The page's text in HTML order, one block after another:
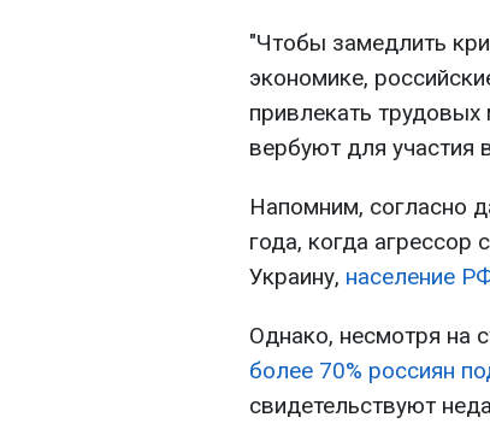
"Чтобы замедлить
экономике,
привлекать трудовых
вербуют для участия
Напомним, согласно
года, когда
Украину, население
Однако, несмотря на
более 70% россиян
свидетельствуют